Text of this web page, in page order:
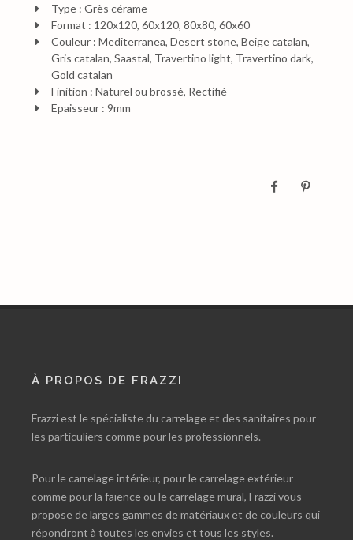
Type : Grès cérame
Format : 120x120, 60x120, 80x80, 60x60
Couleur : Mediterranea, Desert stone, Beige catalan,
Gris catalan, Saastal, Travertino light, Travertino dark,
Gold catalan
Finition : Naturel ou brossé, Rectifié
Epaisseur : 9mm
À PROPOS DE FRAZZI
Frazzi est le spécialiste du carrelage et des sanitaires pour
les particuliers comme pour les professionnels.
Pour le carrelage intérieur, pour le carrelage extérieur
comme pour la faïence ou le carrelage mural, Frazzi vous
propose de larges gammes de matériaux et de couleurs qui
répondront à toutes les envies et tous les styles.